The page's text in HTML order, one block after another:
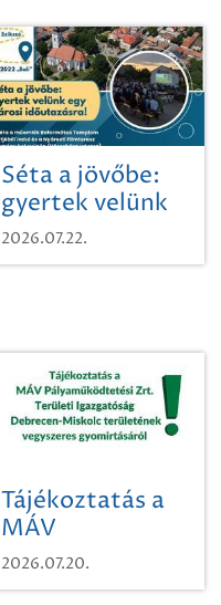
Séta a jövőbe:
gyertek velünk
egy városi
időutazásra!
2026.07.22.
Tájékoztatás a
MÁV
Pályaműködtetési
Zrt. Területi
2026.07.20.